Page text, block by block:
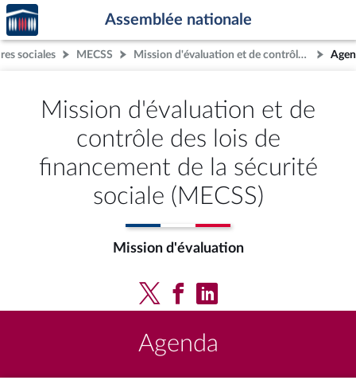
Aller au contenu
Aller en bas de la page
Accèder
à la
page
d'accueil
Assemblée nationale
sociales MECSS Mission d'évaluation et de contrôle des lois de financement de la sécurité sociale (MECSS)
Mission d'évaluation et de
contrôle des lois de
financement de la sécurité
sociale (MECSS)
Mission d'évaluation
Agenda